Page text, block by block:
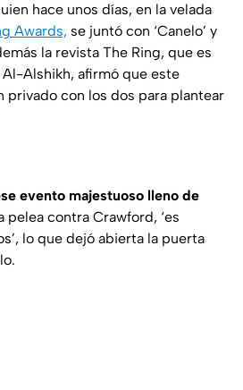
hace unos días, en la velada
Awards, se juntó con ‘Canelo’ y
la revista The Ring, que es
Alshikh, afirmó que este
privado con los dos para plantear
evento majestuoso lleno de
pelea contra Crawford, ‘es
lo que dejó abierta la puerta